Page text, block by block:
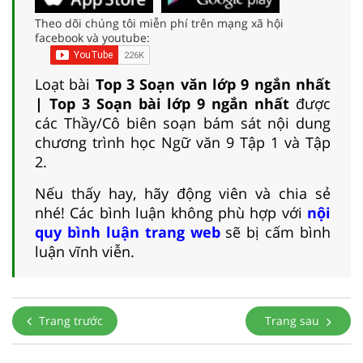
Theo dõi chúng tôi miễn phí trên mạng xã hội
facebook và youtube:
Loạt bài Top 3 Soạn văn lớp 9 ngắn nhất
| Top 3 Soạn bài lớp 9 ngắn nhất được
các Thầy/Cô biên soạn bám sát nội dung
chương trình học Ngữ văn 9 Tập 1 và Tập
2.
Nếu thấy hay, hãy động viên và chia sẻ
nhé! Các bình luận không phù hợp với nội
quy bình luận trang websẽ bị cấm bình
luận vĩnh viễn.
Trang trước Trang sau